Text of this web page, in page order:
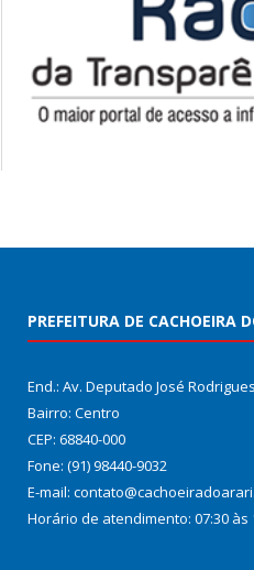
PREFEITURA DE CACHOEIRA
End.: Av. Deputado José
Bairro: Centro
CEP: 68840-000
Fone: (91) 98440-9032
E-mail:
Horário de atendimento: 07:30 às